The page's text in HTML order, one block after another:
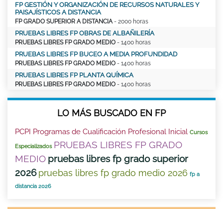
FP GESTIÓN Y ORGANIZACIÓN DE RECURSOS NATURALES Y
PAISAJÍSTICOS A DISTANCIA
FP GRADO SUPERIOR A DISTANCIA - 2000 horas
PRUEBAS LIBRES FP OBRAS DE ALBAÑILERÍA
PRUEBAS LIBRES FP GRADO MEDIO - 1400 horas
PRUEBAS LIBRES FP BUCEO A MEDIA PROFUNDIDAD
PRUEBAS LIBRES FP GRADO MEDIO - 1400 horas
PRUEBAS LIBRES FP PLANTA QUÍMICA
PRUEBAS LIBRES FP GRADO MEDIO - 1400 horas
LO MÁS BUSCADO EN FP
PCPI Programas de Cualificación Profesional Inicial Cursos
Especializados PRUEBAS LIBRES FP GRADO
MEDIO pruebas libres fp grado superior
2026 pruebas libres fp grado medio 2026 fp a
distancia 2026